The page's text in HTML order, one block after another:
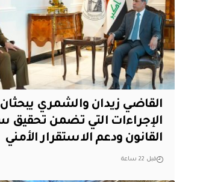
القاضي زيدان والشمري يبحثان
الإجراءات التي تضمن تحقيق
القانون ودعم الاستقرار الأمني
قبل 22 ساعة